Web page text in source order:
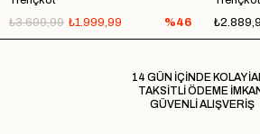
₺1.999,99
₺3.699,99 %46
14 GÜN İÇİNDE KOLAY
TAKSİTLİ ÖDEME
GÜVENLİ ALIŞVERİŞ